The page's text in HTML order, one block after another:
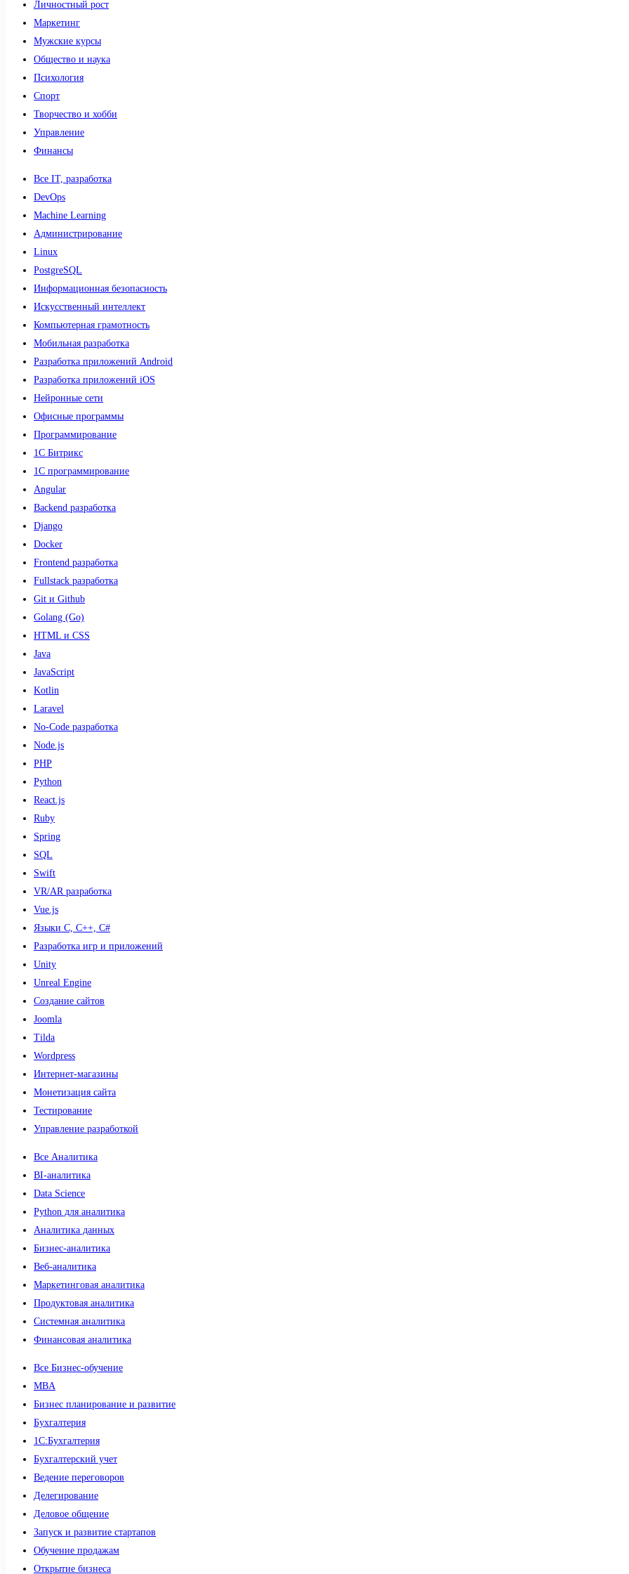
Личностный рост
Маркетинг
Мужские курсы
Общество и наука
Психология
Спорт
Творчество и хобби
Управление
Финансы
Все IT, разработка
DevOps
Machine Learning
Администрирование
Linux
PostgreSQL
Информационная безопасность
Искусственный интеллект
Компьютерная грамотность
Мобильная разработка
Разработка приложений Android
Разработка приложений iOS
Нейронные сети
Офисные программы
Программирование
1С Битрикс
1С программирование
Angular
Backend разработка
Django
Docker
Frontend разработка
Fullstack разработка
Git и Github
Golang (Go)
HTML и CSS
Java
JavaScript
Kotlin
Laravel
No-Code разработка
Node.js
PHP
Python
React.js
Ruby
Spring
SQL
Swift
VR/AR разработка
Vue.js
Языки С, С++, С#
Разработка игр и приложений
Unity
Unreal Engine
Создание сайтов
Joomla
Tilda
Wordpress
Интернет-магазины
Монетизация сайта
Тестирование
Управление разработкой
Все Аналитика
BI-аналитика
Data Science
Python для аналитика
Аналитика данных
Бизнес-аналитика
Веб-аналитика
Маркетинговая аналитика
Продуктовая аналитика
Системная аналитика
Финансовая аналитика
Все Бизнес-обучение
MBA
Бизнес планирование и развитие
Бухгалтерия
1C:Бухгалтерия
Бухгалтерский учет
Ведение переговоров
Делегирование
Деловое общение
Запуск и развитие стартапов
Обучение продажам
Открытие бизнеса